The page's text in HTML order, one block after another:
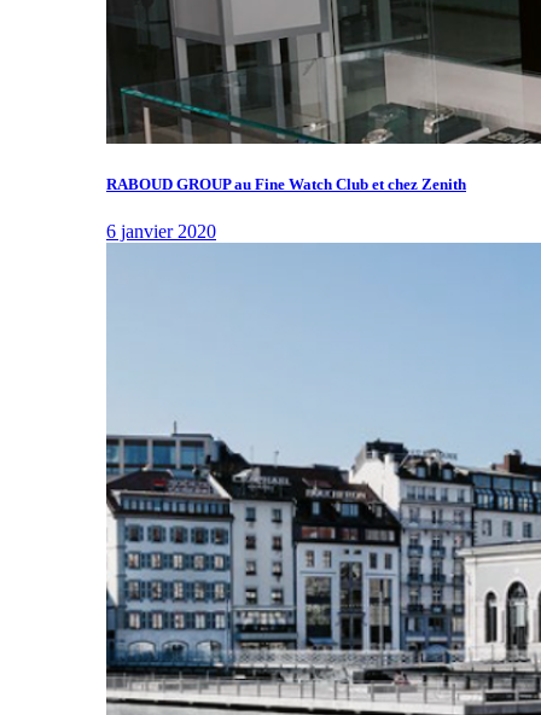
RABOUD GROUP au Fine Watch Club et chez Zenith
6 janvier 2020